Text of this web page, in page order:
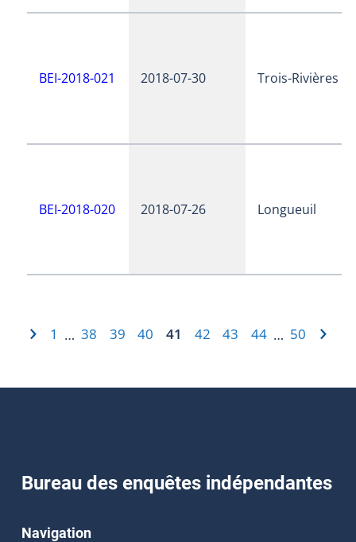
BEI-2018-021 2018-07-30 Trois-Rivières
BEI-2018-020 2018-07-26 Longueuil
1 … 38 39 40 41 42 43 44 … 50
Bureau des enquêtes indépendantes
Navigation